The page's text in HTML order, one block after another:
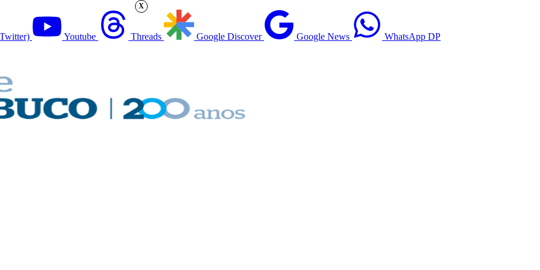
Youtube Threads Google Discover Google News WhatsApp DP
X